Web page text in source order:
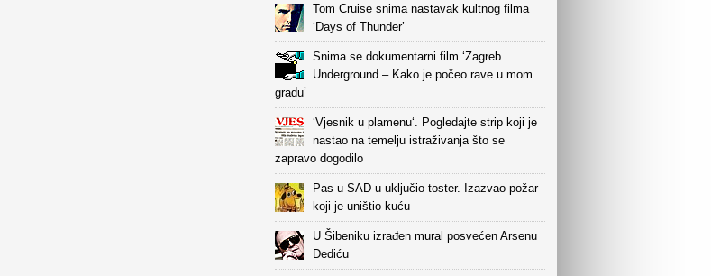
Tom Cruise snima nastavak kultnog filma
‘Days of Thunder’
Snima se dokumentarni film ‘Zagreb
Underground – Kako je počeo rave u mom
gradu’
‘Vjesnik u plamenu‘. Pogledajte strip koji je
nastao na temelju istraživanja što se
zapravo dogodilo
Pas u SAD-u uključio toster. Izazvao požar
koji je uništio kuću
U Šibeniku izrađen mural posvećen Arsenu
Dediću